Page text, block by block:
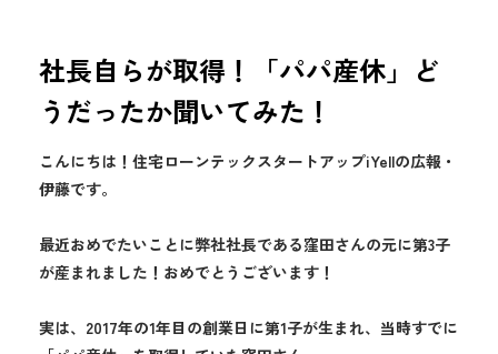
社長自らが取得！「パパ産休」ど
うだったか聞いてみた！
こんにちは！住宅ローンテックスタートアップiYellの広報・
伊藤です。
最近おめでたいことに弊社社長である窪田さんの元に第3子
が産まれました！おめでとうございます！
実は、2017年の1年目の創業日に第1子が生まれ、当時すでに